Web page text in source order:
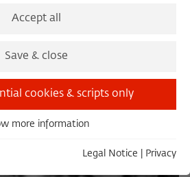
Accept all
Save & close
cookies & scripts only
for basic functionality. This
more information
Legal Notice Privacy